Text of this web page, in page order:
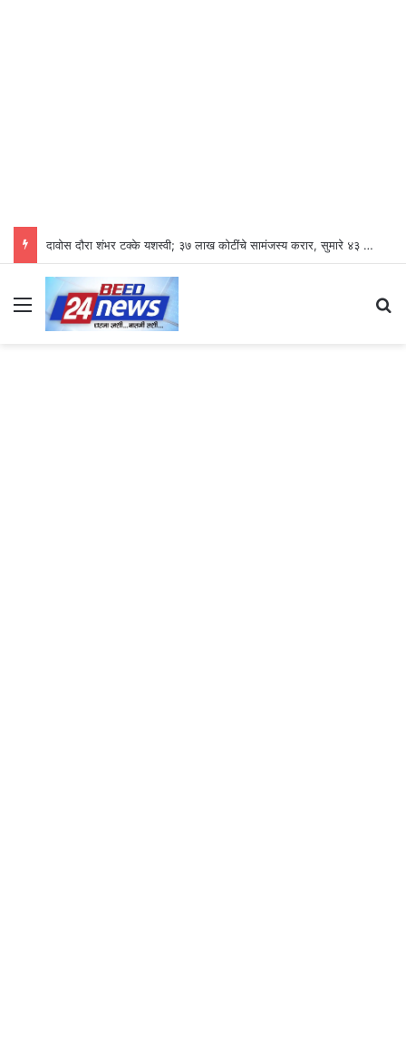
दावोस दौरा शंभर टक्के यशस्वी; ३७ लाख कोटींचे सामंजस्य करार, सुमारे ४३ लाख रोजगारनिर्मिती – उद्योगमंत्री डॉ. उदय सामंत
Menu